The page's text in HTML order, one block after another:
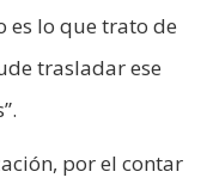
es lo que trato de
trasladar ese
por el contar